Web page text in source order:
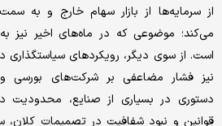
از سرمایه‌ها از بازار سهام خارج و به
می‌کند؛ موضوعی که در ماه‌های اخیر نیز
است. از سوی دیگر، رویکردهای سیاستگذاری
نیز فشار مضاعفی بر شرکت‌های بورسی
دستوری در بسیاری از صنایع، محدودیت
قوانین و نبود شفافیت در تصمیمات کلان،